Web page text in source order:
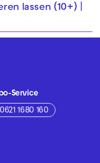
lassen (10+)
Service
0621 1680 160